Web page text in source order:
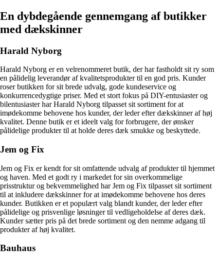
En dybdegående gennemgang af butikker
med dækskinner
Harald Nyborg
Harald Nyborg er en velrenommeret butik, der har fastholdt sit ry som
en pålidelig leverandør af kvalitetsprodukter til en god pris. Kunder
roser butikken for sit brede udvalg, gode kundeservice og
konkurrencedygtige priser. Med et stort fokus på DIY-entusiaster og
bilentusiaster har Harald Nyborg tilpasset sit sortiment for at
imødekomme behovene hos kunder, der leder efter dækskinner af høj
kvalitet. Denne butik er et ideelt valg for forbrugere, der ønsker
pålidelige produkter til at holde deres dæk smukke og beskyttede.
Jem og Fix
Jem og Fix er kendt for sit omfattende udvalg af produkter til hjemmet
og haven. Med et godt ry i markedet for sin overkommelige
prisstruktur og bekvemmelighed har Jem og Fix tilpasset sit sortiment
til at inkludere dækskinner for at imødekomme behovene hos deres
kunder. Butikken er et populært valg blandt kunder, der leder efter
pålidelige og prisvenlige løsninger til vedligeholdelse af deres dæk.
Kunder sætter pris på det brede sortiment og den nemme adgang til
produkter af høj kvalitet.
Bauhaus